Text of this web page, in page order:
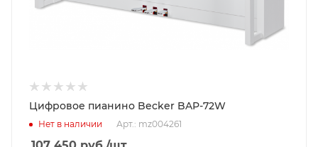
Цифровое пианино Becker BAP-72W
Нет в наличии Арт.: mz004261